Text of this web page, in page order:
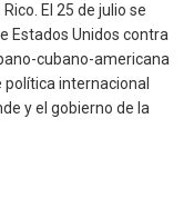
El 25 de julio se
Estados Unidos contra
cubano-americana
política internacional
y el gobierno de la